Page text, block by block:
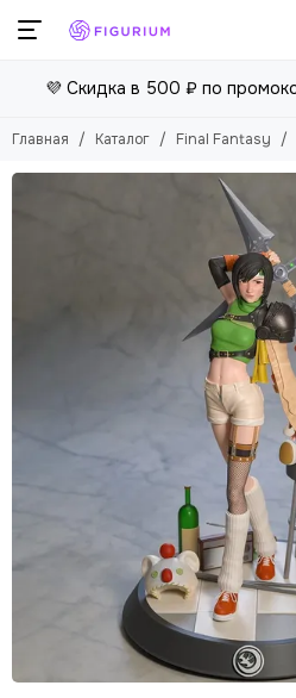
💜 Скидка в 500 ₽ по
Главная Каталог Final Fantasy